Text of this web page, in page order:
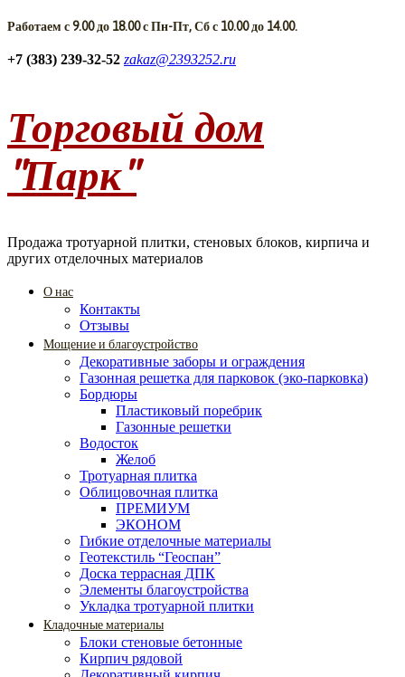
Работаем с 9.00 до 18.00 с Пн-Пт, Сб с 10.00 до 14.00.
+7 (383) 239-32-52 zakaz@2393252.ru
Торговый дом
"Парк"
Продажа тротуарной плитки, стеновых блоков, кирпича и
других отделочных материалов
О нас
Контакты
Отзывы
Мощение и благоустройство
Декоративные заборы и ограждения
Газонная решетка для парковок (эко-парковка)
Бордюры
Пластиковый поребрик
Газонные решетки
Водосток
Желоб
Тротуарная плитка
Облицовочная плитка
ПРЕМИУМ
ЭКОНОМ
Гибкие отделочные материалы
Геотекстиль “Геоспан”
Доска террасная ДПК
Элементы благоустройства
Укладка тротуарной плитки
Кладочные материалы
Блоки стеновые бетонные
Кирпич рядовой